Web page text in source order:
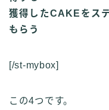
獲得したCAKEをス
もらう
[/st-mybox]
この4つです。